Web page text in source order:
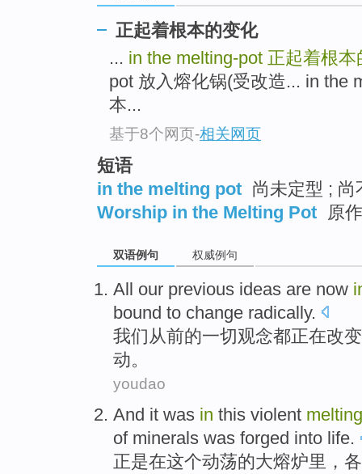
正起着根本的变化
... in the melting-pot 正起着根本
pot 放入熔化锅(受改造... in the
本...
基于8个网页-相关网页
短语
in the melting pot 尚未定型 ; 尚
Worship in the Melting Pot
原
双语例句 权威例句
All our previous ideas are now
bound to change radically.
我们 从前的一切观念都正在改变
动。
youdao
And it was in this violent
of minerals was forged into life.
正是在这个动荡的大熔炉里，